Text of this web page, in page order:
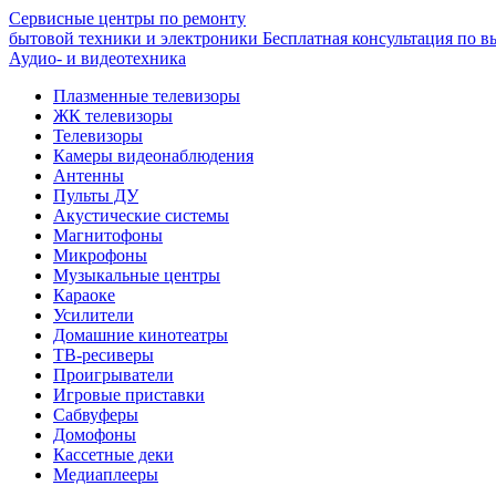
Сервисные центры по ремонту
бытовой техники и электроники Бесплатная консультация по
Аудио- и видеотехника
Плазменные телевизоры
ЖК телевизоры
Телевизоры
Камеры видеонаблюдения
Антенны
Пульты ДУ
Акустические системы
Магнитофоны
Микрофоны
Музыкальные центры
Караоке
Усилители
Домашние кинотеатры
ТВ-ресиверы
Проигрыватели
Игровые приставки
Сабвуферы
Домофоны
Кассетные деки
Медиаплееры